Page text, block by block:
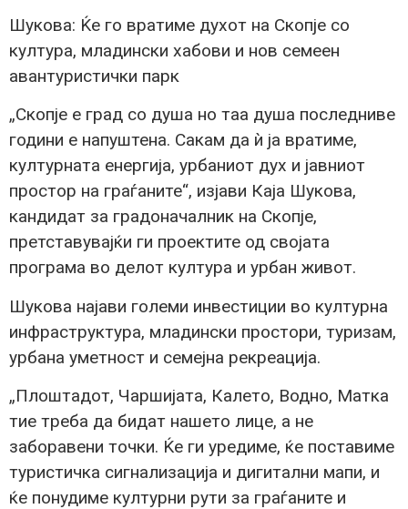
Шукова: Ќе го вратиме духот на Скопје со
култура, младински хабови и нов семеен
авантуристички парк
„Скопје е град со душа но таа душа последниве
години е напуштена. Сакам да ѝ ја вратиме,
културната енергија, урбаниот дух и јавниот
простор на граѓаните“, изјави Каја Шукова,
кандидат за градоначалник на Скопје,
претставувајќи ги проектите од својата
програма во делот култура и урбан живот.
Шукова најави големи инвестиции во културна
инфраструктура, младински простори, туризам,
урбана уметност и семејна рекреација.
„Плоштадот, Чаршијата, Калето, Водно, Матка
тие треба да бидат нашето лице, а не
заборавени точки. Ќе ги уредиме, ќе поставиме
туристичка сигнализација и дигитални мапи, и
ќе понудиме културни рути за граѓаните и